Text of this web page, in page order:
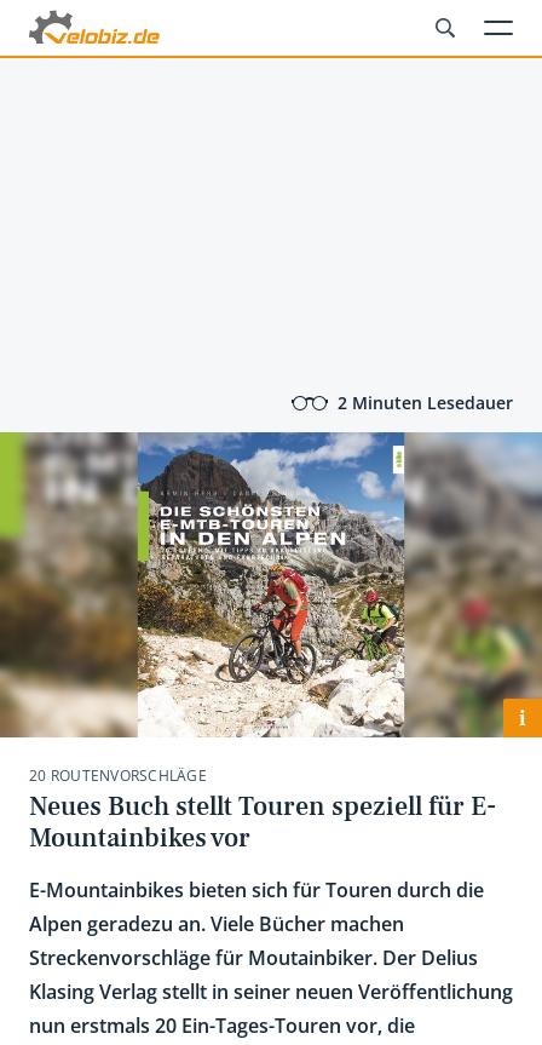
2 Minuten Lesedauer
i
20 ROUTENVORSCHLÄGE
Neues Buch stellt Touren speziell für E-
Mountainbikes vor
E-Mountainbikes bieten sich für Touren durch die
Alpen geradezu an. Viele Bücher machen
Streckenvorschläge für Moutainbiker. Der Delius
Klasing Verlag stellt in seiner neuen Veröffentlichung
nun erstmals 20 Ein-Tages-Touren vor, die